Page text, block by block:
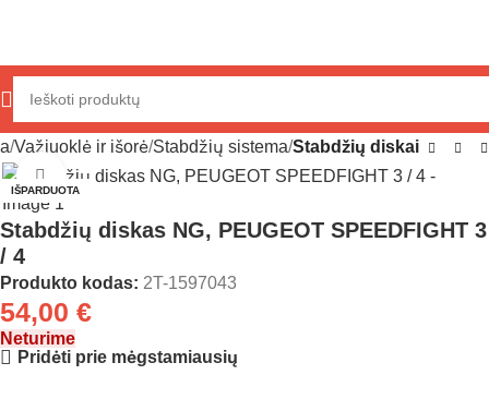
Važiuoklė ir išorė Stabdžių sistema Stabdžių diskai
IŠPARDUOTA
Click to enlarge
Stabdžių diskas NG, PEUGEOT SPEEDFIGHT 3
/ 4
Produkto kodas: 2T-1597043
54,00 €
Neturime
Pridėti prie mėgstamiausių